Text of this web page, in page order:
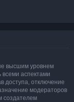
высшим уровнем
аспектами
доступа, отключение
модераторов
создателем